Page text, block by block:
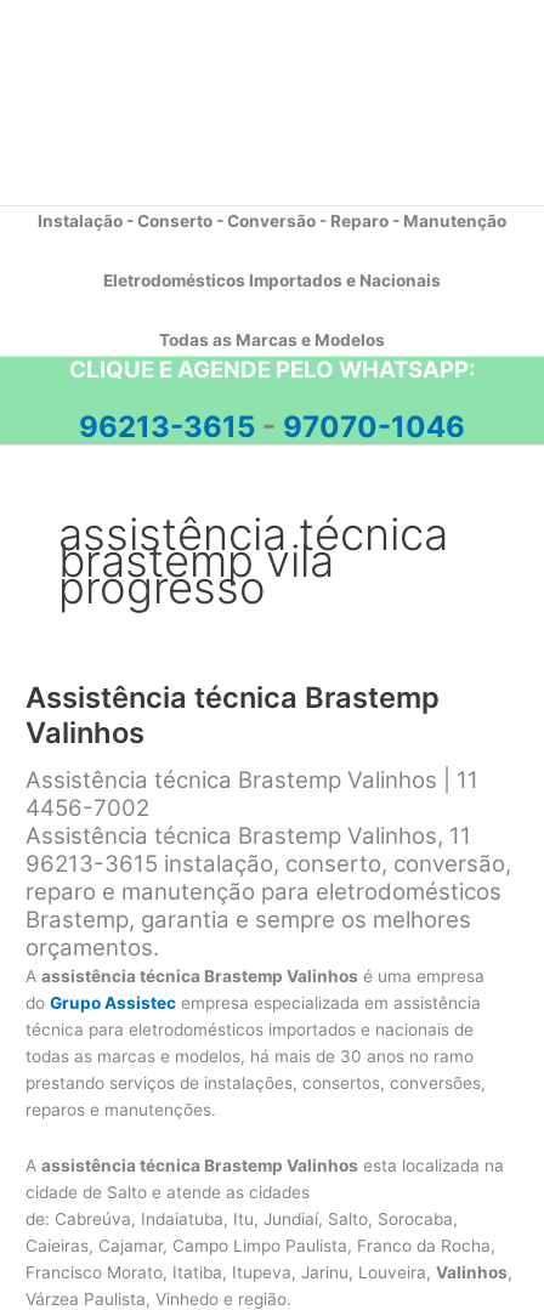
Instalação - Conserto - Conversão - Reparo - Manutenção
Eletrodomésticos Importados e Nacionais
Todas as Marcas e Modelos
CLIQUE E AGENDE PELO WHATSAPP:
96213-3615 - 97070-1046
assistência técnica
brastemp vila
progresso
Assistência técnica Brastemp
Valinhos
Assistência técnica Brastemp Valinhos | 11
4456-7002
Assistência técnica Brastemp Valinhos, 11
96213-3615 instalação, conserto, conversão,
reparo e manutenção para eletrodomésticos
Brastemp, garantia e sempre os melhores
orçamentos.
Aassistência técnica Brastemp Valinhos é uma empresa
doGrupo Assistec empresa especializada em assistência
técnica para eletrodomésticos importados e nacionais de
todas as marcas e modelos, há mais de 30 anos no ramo
prestando serviços de instalações, consertos, conversões,
reparos e manutenções.
Aassistência técnica Brastemp Valinhos esta localizada na
cidade de Salto e atende as cidades
de: Cabreúva, Indaiatuba, Itu, Jundiaí, Salto, Sorocaba,
Caieiras, Cajamar, Campo Limpo Paulista, Franco da Rocha,
Francisco Morato, Itatiba, Itupeva, Jarinu, Louveira,Valinhos,
Várzea Paulista, Vinhedo e região.